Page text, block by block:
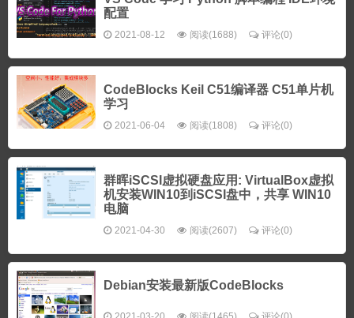
配置
2021-08-12 阅读(1688) 评论(0)
CodeBlocks Keil C51编译器 C51单片机
学习
2021-06-04 阅读(1808) 评论(0)
群晖iSCSI虚拟硬盘应用: VirtualBox虚拟
机安装WIN10到iSCSI盘中，共享 WIN10
电脑
2021-04-30 阅读(2607) 评论(0)
Debian安装最新版CodeBlocks